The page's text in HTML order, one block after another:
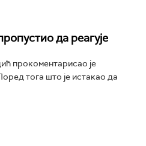
да реагује
прокоментарисао је
тога што је истакао да